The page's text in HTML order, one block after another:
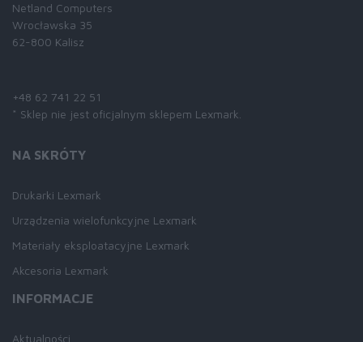
Netland Computers
Wrocławska 35
62-800 Kalisz
+48 62 741 22 51
* Sklep nie jest oficjalnym sklepem Lexmark.
NA SKRÓTY
Drukarki Lexmark
Urządzenia wielofunkcyjne Lexmark
Materiały eksploatacyjne Lexmark
Akcesoria Lexmark
INFORMACJE
Aktualności